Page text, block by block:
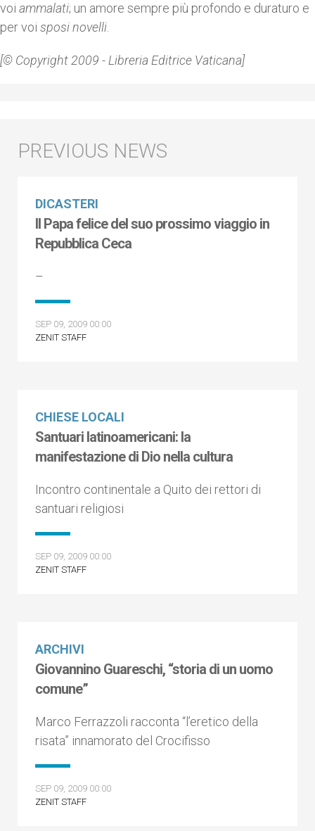
voi ammalati; un amore sempre più profondo e duraturo e
per voi sposi novelli
[© Copyright 2009 - Libreria Editrice Vaticana]
DICASTERI
Il Papa felice del suo prossimo viaggio in
Repubblica Ceca
–
SEP 09, 2009 00:00
ZENIT STAFF
CHIESE LOCALI
Santuari latinoamericani: la
manifestazione di Dio nella cultura
Incontro continentale a Quito dei rettori di
santuari religiosi
SEP 09, 2009 00:00
ZENIT STAFF
ARCHIVI
Giovannino Guareschi, “storia di un uomo
comune”
Marco Ferrazzoli racconta “l’eretico della
risata” innamorato del Crocifisso
SEP 09, 2009 00:00
ZENIT STAFF